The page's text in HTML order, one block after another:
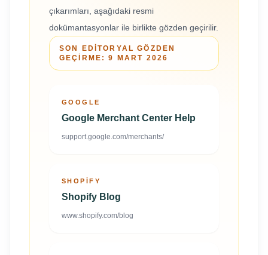
çıkarımları, aşağıdaki resmi
dokümantasyonlar ile birlikte gözden geçirilir.
SON EDITORYAL GÖZDEN
GEÇIRME:9 MART 2026
GOOGLE
Google Merchant Center Help
support.google.com/merchants/
SHOPIFY
Shopify Blog
www.shopify.com/blog